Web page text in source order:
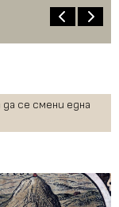
се смени една